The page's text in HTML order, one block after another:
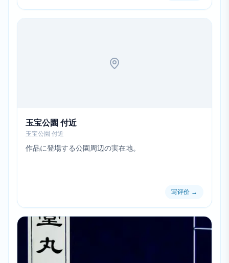
玉宝公園 付近
玉宝公園 付近
作品に登場する公園周辺の実在地。
写评价 →